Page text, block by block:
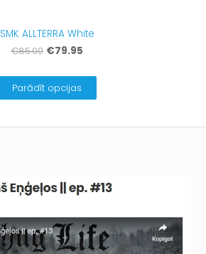
SMK ALLTERRA White
€85.00 €79.95
Parādīt opcijas